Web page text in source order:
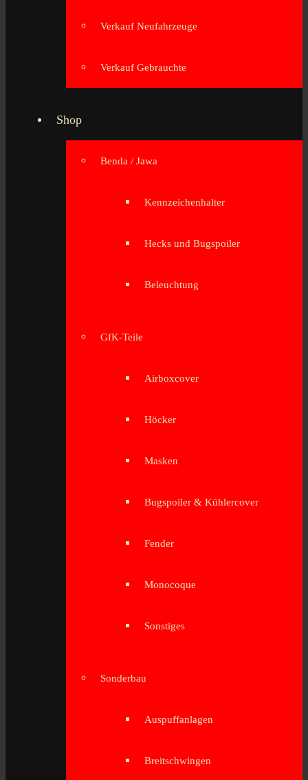
Verkauf Neufahrzeuge
Verkauf Gebrauchte
Shop
Benda / Jawa
Kennzeichenhalter
Hecks und Bugspoiler
Beleuchtung
GfK-Teile
Airboxcover
Höcker
Masken
Bugspoiler & Kühlercover
Fender
Monocoque
Sonstiges
Sonderbau
Auspuffanlagen
Breitschwingen